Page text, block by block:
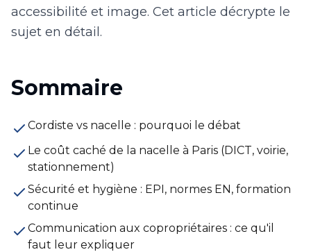
accessibilité et image. Cet article décrypte le
sujet en détail.
Sommaire
Cordiste vs nacelle : pourquoi le débat
Le coût caché de la nacelle à Paris (DICT, voirie,
stationnement)
Sécurité et hygiène : EPI, normes EN, formation
continue
Communication aux copropriétaires : ce qu'il
faut leur expliquer